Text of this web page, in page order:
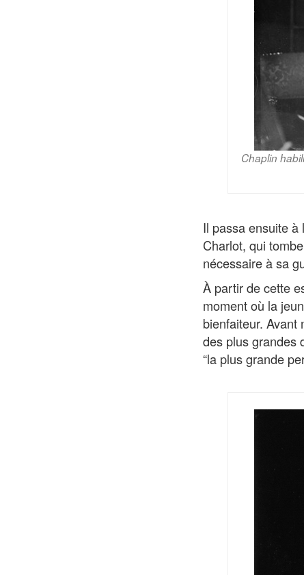
Chaplin
Il passa ensuite à
Charlot, qui
nécessaire à sa
À partir de cette
moment où la
bienfaiteur. Avant
des plus grandes
“la plus grande